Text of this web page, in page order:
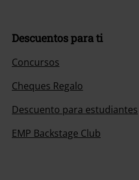
Descuentos para ti
Concursos
Cheques Regalo
Descuento para estudiantes
EMP Backstage Club